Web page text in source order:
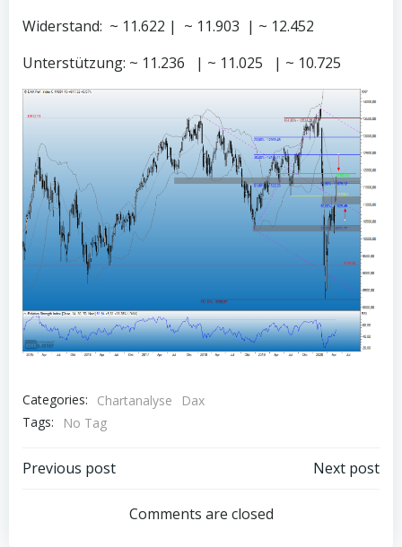
Widerstand: ~ 11.622 | ~ 11.903 | ~ 12.452
Unterstützung: ~ 11.236 | ~ 11.025 | ~ 10.725
Categories: Chartanalyse
Dax
Tags:
No Tag
Post
navigation
Previous post
navigation
Next post
Comments are closed